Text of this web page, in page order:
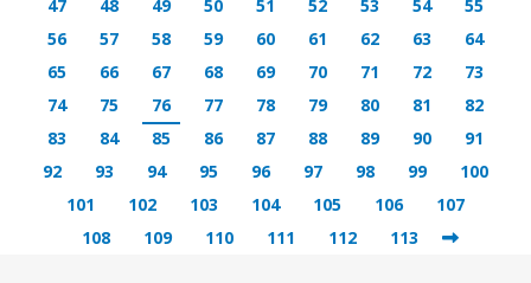
47
48 49 50 51 52 53 54
55
56
57 58 59 60 61 62 63
64
65
66 67 68 69 70 71 72
73
74
75 76 77 78 79 80 81
82
83
84 85 86 87 88 89 90
91
92
93 94 95 96 97 98 99
100
101
102 103 104 105 106
107
108
109 110 111 112 113